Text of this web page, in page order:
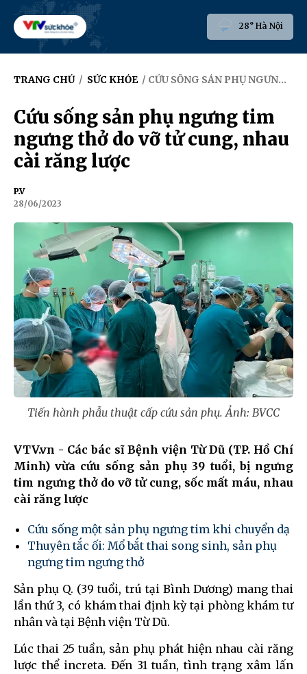
28° Hà Nội
TRANG CHỦ / SỨC KHỎE / CỨU SỐNG SẢN PHỤ NGƯNG TIM NGƯNG THỞ DO VỠ TỬ CUNG, NHAU CÀI RĂNG LƯỢC
Cứu sống sản phụ ngưng tim
ngưng thở do vỡ tử cung, nhau
cài răng lược
P.V
28/06/2023
Tiến hành phẫu thuật cấp cứu sản phụ. Ảnh: BVCC
VTV.vn - Các bác sĩ Bệnh viện Từ Dũ (TP. Hồ Chí
Minh) vừa cứu sống sản phụ 39 tuổi, bị ngưng
tim ngưng thở do vỡ tử cung, sốc mất máu, nhau
cài răng lược
Cứu sống một sản phụ ngưng tim khi chuyển dạ
Thuyên tắc ối: Mổ bắt thai song sinh, sản phụ
ngưng tim ngưng thở
Sản phụ Q. (39 tuổi, trú tại Bình Dương) mang thai
lần thứ 3, có khám thai định kỳ tại phòng khám tư
nhân và tại Bệnh viện Từ Dũ.
Lúc thai 25 tuần, sản phụ phát hiện nhau cài răng
lược thể increta. Đến 31 tuần, tình trạng xâm lấn